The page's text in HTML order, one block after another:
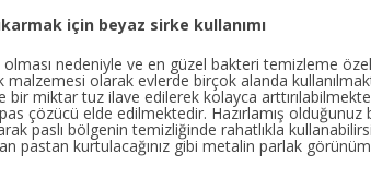
için beyaz sirke kullanımı
olması nedeniyle ve en güzel bakteri temizleme
olarak evlerde birçok alanda
bir miktar tuz ilave edilerek kolayca
çözücü elde edilmektedir. Hazırlamış olduğunuz
paslı bölgenin temizliğinde rahatlıkla
pastan kurtulacağınız gibi metalin parlak